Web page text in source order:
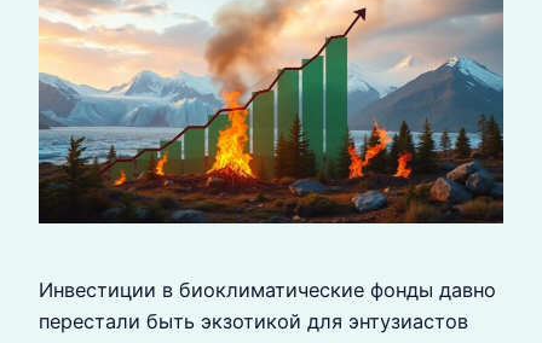
Инвестиции в биоклиматические фонды давно
перестали быть экзотикой для энтузиастов